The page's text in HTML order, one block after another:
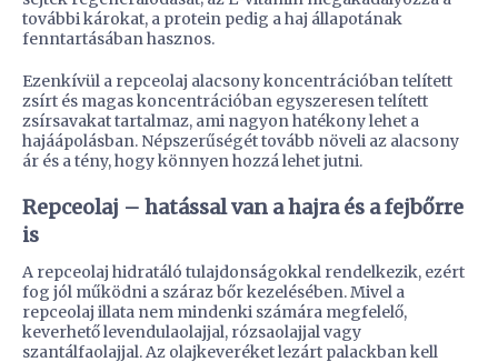
további károkat, a protein pedig a haj állapotának
fenntartásában hasznos.
Ezenkívül a repceolaj alacsony koncentrációban telített
zsírt és magas koncentrációban egyszeresen telített
zsírsavakat tartalmaz, ami nagyon hatékony lehet a
hajáápolásban. Népszerűségét tovább növeli az alacsony
ár és a tény, hogy könnyen hozzá lehet jutni.
Repceolaj – hatással van a hajra és a fejbőrre
is
A repceolaj hidratáló tulajdonságokkal rendelkezik, ezért
fog jól működni a száraz bőr kezelésében. Mivel a
repceolaj illata nem mindenki számára megfelelő,
keverhető levendulaolajjal, rózsaolajjal vagy
szantálfaolajjal. Az olajkeveréket lezárt palackban kell